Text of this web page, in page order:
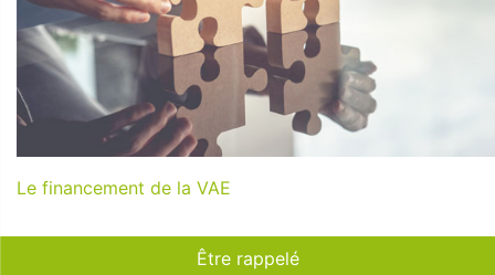
Le financement de la VAE
Être rappelé